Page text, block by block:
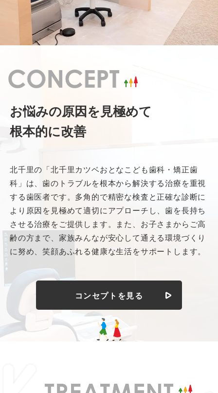
お悩みの原因を見極めて
根本的に改善
北千里の「北千里カツベおとなこども歯科・矯正歯
科」は、歯のトラブルを根本から解決する治療を重視
する歯医者です。多角的で精密な検査と正確な診断に
より原因を見極めて適切にアプローチし、歯を長持ち
させる治療をご提供します。また、お子さまからご高
齢の方まで、家族みんなが安心して通える環境づくり
に努め、笑顔あふれる健康な生活をサポートします。
コンセプトを見る